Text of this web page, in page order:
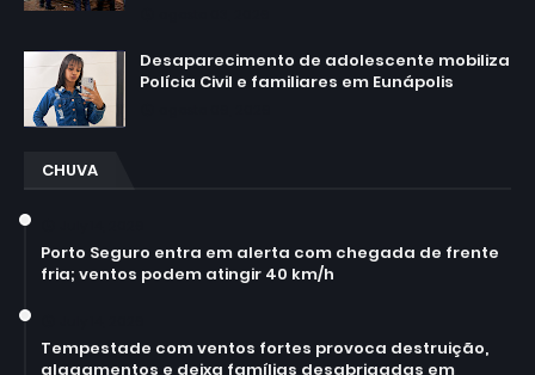
Desaparecimento de adolescente mobiliza
Polícia Civil e familiares em Eunápolis
CHUVA
Porto Seguro entra em alerta com chegada de frente
fria; ventos podem atingir 40 km/h
Tempestade com ventos fortes provoca destruição,
alagamentos e deixa famílias desabrigadas em